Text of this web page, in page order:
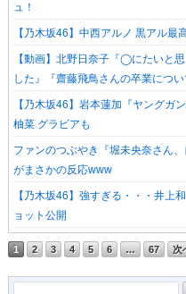
ュ！
【乃木坂46】中西アルノ 黒アル
【動画】北野日奈子『◯にたいと
した』『齋藤飛鳥さんの卒業につ
【乃木坂46】岩本蓮加『ヤングガ
柚菜 グラビアも
ファンのつぶやき『堀未央奈さん
がまさかの反応www
【乃木坂46】強すぎる・・・井上
ョット公開
1 2 3 4 5 6 … 67 次